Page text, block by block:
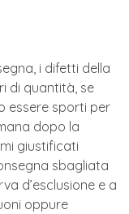
i difetti della
di quantità, se
essere sporti per
dopo la
giustificati
sbagliata
d’esclusione e a
oppure